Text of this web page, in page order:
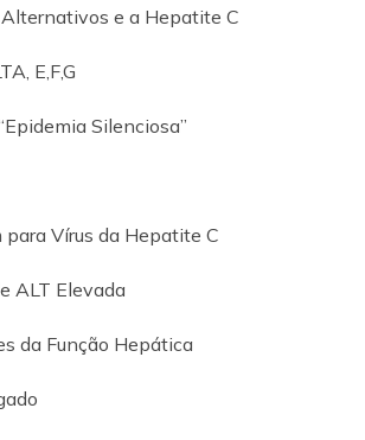
e a Hepatite C
E,F,G
Silenciosa”
Vírus da Hepatite C
ALT Elevada
da Função Hepática